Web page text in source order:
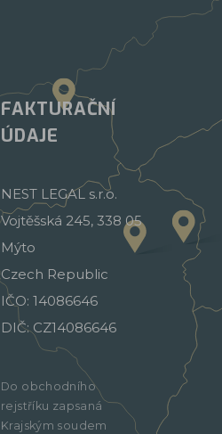
FAKTURAČNÍ
ÚDAJE
NEST LEGAL s.r.o.
Vojtěšská 245, 338 05
Mýto
Czech Republic
IČO: 14086646
DIČ: CZ14086646
Do obchodního
rejstříku zapsaná
Krajským soudem